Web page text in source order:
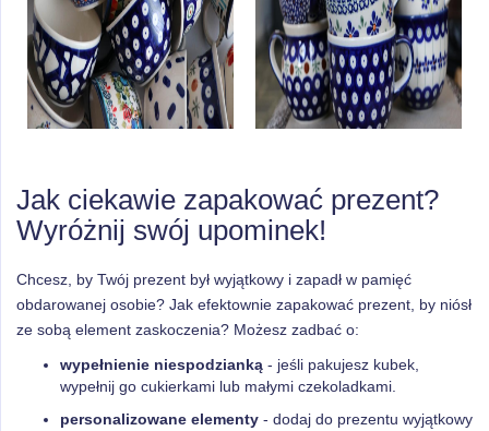
Jak ciekawie zapakować prezent?
Wyróżnij swój upominek!
Chcesz, by Twój prezent był wyjątkowy i zapadł w pamięć
obdarowanej osobie? Jak efektownie zapakować prezent, by niósł
ze sobą element zaskoczenia? Możesz zadbać o:
wypełnienie niespodzianką - jeśli pakujesz kubek,
wypełnij go cukierkami lub małymi czekoladkami.
personalizowane elementy - dodaj do prezentu wyjątkowy